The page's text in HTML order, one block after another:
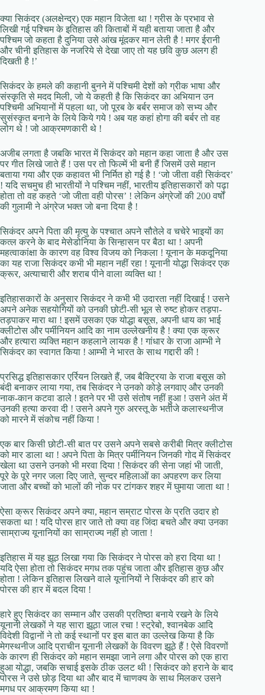
क्या सिकंदर (अलक्षेन्द्र) एक महान विजेता था ! ग्रीस के प्रभाव से
लिखी गई पश्चिम के इतिहास की किताबों में यही बताया जाता है और
पश्चिम जो कहता है दुनिया उसे आंख मूंदकर मान लेती है ! मगर ईरानी
और चीनी इतिहास के नजरिये से देखा जाए तो यह छवि कुछ अलग ही
दिखती है !’
सिकंदर के हमले की कहानी बुनने में पश्चिमी देशों को ग्रीक भाषा और
संस्कृति से मदद मिली, जो ये कहती है कि सिकंदर का अभियान उन
पश्चिमी अभियानों में पहला था, जो पूरब के बर्बर समाज को सभ्य और
सुसंस्कृत बनाने के लिये किये गये ! अब यह कहां होगा की बर्बर तो वह
लोग थे ! जो आक्रमणकारी थे !
अजीब लगता है ‍जबकि भारत में सिकंदर को महान कहा जाता है और उस
पर गीत लिखे जाते हैं ! उस पर तो फिल्में भी बनी हैं जिसमें उसे महान
बताया गया और एक कहावत भी निर्मित हो गई है ! ‘जो जीता वही सिकंदर’
! यदि सचमुच ही भारतीयों ने पश्चिम नहीं, भारतीय इतिहासकारों को पढ़ा
होता तो वह कहते ‘जो जीता वही पोरस’ ! लेकिन अंग्रेजों की 200 वर्षों
की गुलामी ने अंग्रेज भक्त जो बना दिया है !
सिकंदर अपने पिता की मृत्यु के पश्चात अपने सौतेले व चचेरे भाइयों का
कत्ल करने के बाद मेसेडोनिया के सिन्हासन पर बैठा था ! अपनी
महत्वाकांक्षा के कारण वह विश्व विजय को निकला ! यूनान के मकदूनिया
का यह राजा सिकंदर कभी भी महान नहीं रहा ! यूनानी योद्धा सिकंदर एक
क्रूर, अत्याचारी और शराब पीने वाला व्यक्ति था !
इतिहासकारों के अनुसार सिकंदर ने कभी भी उदारता नहीं दिखाई ! उसने
अपने अनेक सहयोगियों को उनकी छोटी-सी भूल से रुष्ट होकर तड़पा-
तड़पाकर मारा था ! इसमें उसका एक योद्धा बसूस, अपनी धाय का भाई
क्लीटोस और पर्मीनियन आदि का नाम उल्लेखनीय है ! क्या एक क्रूर
और हत्यारा व्यक्ति महान कहलाने लायक है ! गांधार के राजा आम्भी ने
सिकंदर का स्वागत किया ! आम्भी ने भारत के साथ गद्दारी की !
प्रसिद्ध इतिहासकार एर्रियन लिखते हैं, जब बैक्ट्रिया के राजा बसूस को
बंदी बनाकर लाया गया, तब सिकंदर ने उनको कोड़े लगवाए और उनकी
नाक-कान कटवा डाले ! इतने पर भी उसे संतोष नहीं हुआ ! उसने अंत में
उनकी हत्या करवा दी ! उसने अपने गुरु अरस्तू के भतीजे कलास्थनीज
को मारने में संकोच नहीं किया !
एक बार किसी छोटी-सी बात पर उसने अपने सबसे करीबी मित्र क्लीटोस
को मार डाला था ! अपने पिता के मित्र पर्मीनियन जिनकी गोद में सिकंदर
खेला था उसने उनको भी मरवा दिया ! सिकंदर की सेना जहां भी जाती,
पूरे के पूरे नगर जला दिए जाते, सुन्दर महिलाओं का अपहरण कर लिया
जाता और बच्चों को भालों की नोक पर टांगकर शहर में घुमाया जाता था !
ऐसा क्रूर सिकंदर अपने क्या, महान सम्राट पोरस के प्रति उदार हो
सकता था ! यदि पोरस हार जाते तो क्या वह जिंदा बचते और क्या उनका
साम्राज्य यूनानियों का साम्राज्य नहीं हो जाता !
इतिहास में यह झूठ लिखा गया कि सिकंदर ने पोरस को हरा दिया था !
यदि ऐसा होता तो सिकंदर मगध तक पहुंच जाता और इतिहास कुछ और
होता ! लेकिन इतिहास लिखने वाले यूनानियों ने सिकंदर की हार को
पोरस की हार में बदल दिया !
हारे हुए सिकंदर का सम्मान और उसकी प्रतिष्ठा बनाये रखने के लिये
यूनानी लेखकों ने यह सारा झूठा जाल रचा ! स्ट्रेबो, श्वानबेक आदि
विदेशी विद्वानों ने तो कई स्थानों पर इस बात का उल्लेख किया है कि
मेगस्थनीज आदि प्राचीन यूनानी लेखकों के विवरण झूठे हैं ! ऐसे विवरणों
के कारण ही सिकंदर को महान समझा जाने लगा और पोरस को एक हारा
हुआ योद्धा, जबकि सचाई इसके ठीक उलट थी ! सिकंदर को हराने के बाद
पोरस ने उसे छोड़ दिया था और बाद में चाणक्य के साथ मिलकर उसने
मगध पर आक्रमण किया था !